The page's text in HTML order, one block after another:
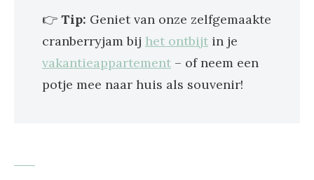
👉 Tip: Geniet van onze zelfgemaakte
cranberryjam bij het ontbijtin je
vakantieappartement– of neem een
potje mee naar huis als souvenir!